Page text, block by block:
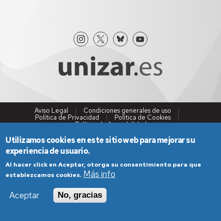
Aviso Legal
Condiciones generales de uso
Política de Privacidad
Política de Cookies
Política de Accesibilidad
Utilizamos cookies en este sitio web para mejorar su
experiencia de usuario.
Al hacer click en Aceptar, otorga su consentimiento para que
establezcamos cookies. Más info
Aceptar
No, gracias